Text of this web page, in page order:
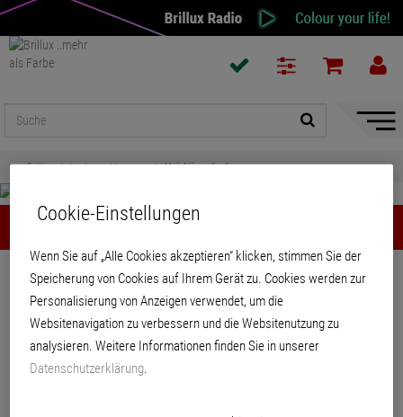
Brillux Lacke und Lasuren Heizkörperlacke
Teilen
Heizkörperlacke
Cookie-Einstellungen
Wenn Sie auf „Alle Cookies akzeptieren“ klicken, stimmen Sie der
Speicherung von Cookies auf Ihrem Gerät zu. Cookies werden zur
Personalisierung von Anzeigen verwendet, um die
Websitenavigation zu verbessern und die Websitenutzung zu
analysieren. Weitere Informationen finden Sie in unserer
Datenschutzerklärung.